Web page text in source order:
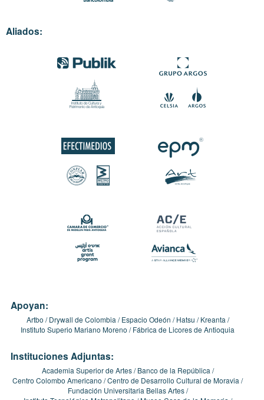
Aliados:
Apoyan:
Artbo Drywall de Colombia Espacio Odeón Hatsu
Kreanta
Instituto Superio Mariano Moreno
Fábrica de Licores de Antioquia
Instituciones Adjuntas:
Academia Superior de Artes
Banco de la República
Centro Colombo Americano Centro de Desarrollo Cultural de Moravia
Fundación Universitaria Bellas Artes